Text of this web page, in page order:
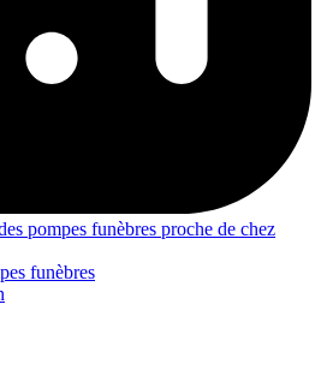
pompes funèbres proche de chez
funèbres